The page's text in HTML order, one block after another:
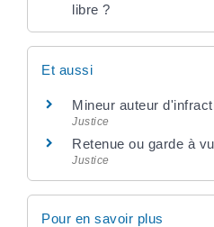
libre ?
Et aussi
Mineur auteur
Justice
Retenue ou garde à
Justice
Pour en savoir plus